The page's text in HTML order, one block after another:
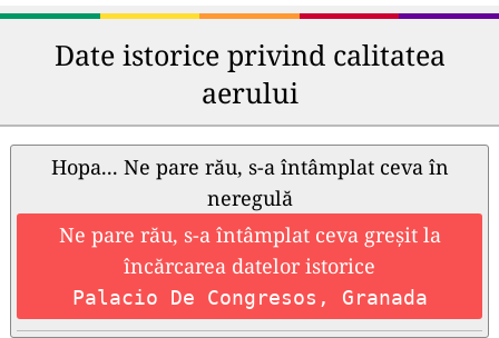
Date istorice privind calitatea
aerului
Hopa... Ne pare rău, s-a întâmplat ceva în
neregulă
Ne pare rău, s-a întâmplat ceva greșit la
încărcarea datelor istorice
Palacio De Congresos, Granada